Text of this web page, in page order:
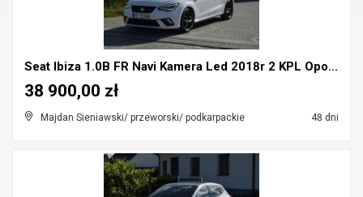
Seat Ibiza 1.0B FR Navi Kamera Led 2018r 2 KPL Opo...
Majdan Sieniawski/ przeworski/ podkarpackie 48 dni
38 900,00 zł